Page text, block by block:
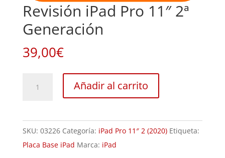
Revisión iPad Pro 11″ 2ª
Generación
39,00€
11"
2ª
Generación
Añadir al carrito
SKU: 03226 Categoría: iPad Pro 11″ 2 (2020) Etiqueta:
Placa Base iPad Marca: iPad